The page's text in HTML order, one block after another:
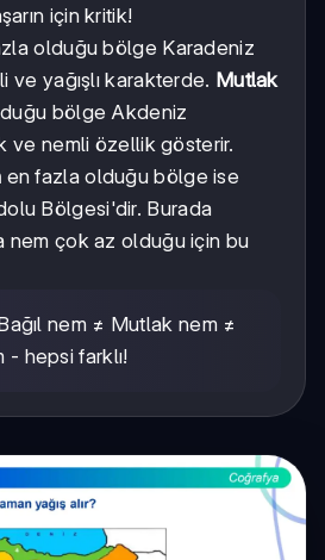
için kritik!
olduğu bölge Karadeniz
ve yağışlı karakterde. Mutlak
bölge Akdeniz
ve nemli özellik gösterir.
en fazla olduğu bölge ise
Bölgesi'dir. Burada
nem çok az olduğu için bu
nem ≠ Mutlak nem ≠
- hepsi farklı!